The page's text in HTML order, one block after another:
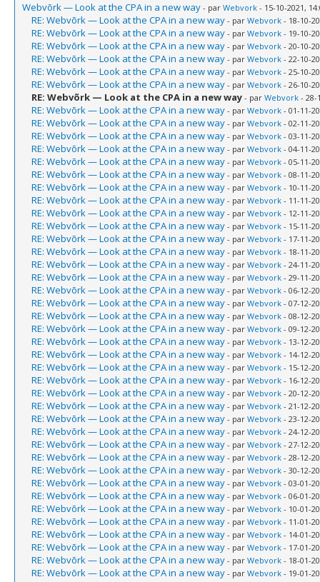
Webvõrk — Look at the CPA in a new way - par Webvork - 15-10-2021,
RE: Webvõrk — Look at the CPA in a new way - par Webvork - 18-10-
RE: Webvõrk — Look at the CPA in a new way - par Webvork - 19-10-
RE: Webvõrk — Look at the CPA in a new way - par Webvork - 20-10-
RE: Webvõrk — Look at the CPA in a new way - par Webvork - 22-10-
RE: Webvõrk — Look at the CPA in a new way - par Webvork - 25-10-
RE: Webvõrk — Look at the CPA in a new way - par Webvork - 26-10-
RE: Webvõrk — Look at the CPA in a new way - par Webvork - 28-
RE: Webvõrk — Look at the CPA in a new way - par Webvork - 01-11-
RE: Webvõrk — Look at the CPA in a new way - par Webvork - 02-11-
RE: Webvõrk — Look at the CPA in a new way - par Webvork - 03-11-
RE: Webvõrk — Look at the CPA in a new way - par Webvork - 04-11-
RE: Webvõrk — Look at the CPA in a new way - par Webvork - 05-11-
RE: Webvõrk — Look at the CPA in a new way - par Webvork - 08-11-
RE: Webvõrk — Look at the CPA in a new way - par Webvork - 10-11-
RE: Webvõrk — Look at the CPA in a new way - par Webvork - 11-11-
RE: Webvõrk — Look at the CPA in a new way - par Webvork - 12-11-
RE: Webvõrk — Look at the CPA in a new way - par Webvork - 15-11-
RE: Webvõrk — Look at the CPA in a new way - par Webvork - 17-11-
RE: Webvõrk — Look at the CPA in a new way - par Webvork - 18-11-
RE: Webvõrk — Look at the CPA in a new way - par Webvork - 24-11-
RE: Webvõrk — Look at the CPA in a new way - par Webvork - 29-11-
RE: Webvõrk — Look at the CPA in a new way - par Webvork - 06-12-
RE: Webvõrk — Look at the CPA in a new way - par Webvork - 07-12-
RE: Webvõrk — Look at the CPA in a new way - par Webvork - 08-12-
RE: Webvõrk — Look at the CPA in a new way - par Webvork - 09-12-
RE: Webvõrk — Look at the CPA in a new way - par Webvork - 13-12-
RE: Webvõrk — Look at the CPA in a new way - par Webvork - 14-12-
RE: Webvõrk — Look at the CPA in a new way - par Webvork - 15-12-
RE: Webvõrk — Look at the CPA in a new way - par Webvork - 16-12-
RE: Webvõrk — Look at the CPA in a new way - par Webvork - 20-12-
RE: Webvõrk — Look at the CPA in a new way - par Webvork - 21-12-
RE: Webvõrk — Look at the CPA in a new way - par Webvork - 23-12-
RE: Webvõrk — Look at the CPA in a new way - par Webvork - 24-12-
RE: Webvõrk — Look at the CPA in a new way - par Webvork - 27-12-
RE: Webvõrk — Look at the CPA in a new way - par Webvork - 28-12-
RE: Webvõrk — Look at the CPA in a new way - par Webvork - 30-12-
RE: Webvõrk — Look at the CPA in a new way - par Webvork - 03-01-
RE: Webvõrk — Look at the CPA in a new way - par Webvork - 06-01-
RE: Webvõrk — Look at the CPA in a new way - par Webvork - 10-01-
RE: Webvõrk — Look at the CPA in a new way - par Webvork - 11-01-
RE: Webvõrk — Look at the CPA in a new way - par Webvork - 14-01-
RE: Webvõrk — Look at the CPA in a new way - par Webvork - 17-01-
RE: Webvõrk — Look at the CPA in a new way - par Webvork - 18-01-
RE: Webvõrk — Look at the CPA in a new way - par Webvork - 19-01-